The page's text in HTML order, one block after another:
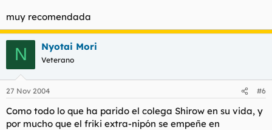
muy recomendada
N Nyotai Mori
Veterano
27 Nov 2004 #6
Como todo lo que ha parido el colega Shirow en su vida, y
por mucho que el friki extra-nipón se empeñe en